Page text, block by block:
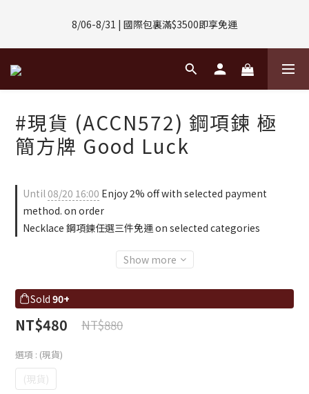
(數量有限售完不補)
8/06-8/31 | 國際包裏滿$3500即享免運
8/08-8/10 | 全館任選3件 贈 $188購物金
8/01-8/31 | 任選2件CUBOX正價商品 贈【威靈頓 / 波士頓墨鏡】
(數量有限售完不補)
#現貨 (ACCN572) 鋼項鍊 極
簡方牌 Good Luck
Until08/20 16:00 Enjoy 2% off with selected payment
method. on order
Necklace 鋼項鍊任選三件免運 on selected categories
Show more
Sold 90+
NT$480 NT$880
選項 : (現貨)
(現貨)